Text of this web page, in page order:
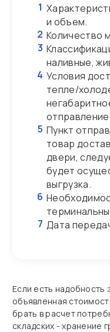
1
и объем.
2 Количество
3
наливные,
4 Условия
тепле/
5 Пункт
товар
двери,
будет
выгрузка.
6
7 Дата
Если есть надобность
объявленная
брать в расчет
складских - хранение